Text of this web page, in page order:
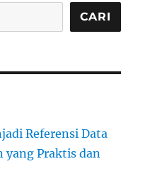
CARI
Referensi Data
yang Praktis dan